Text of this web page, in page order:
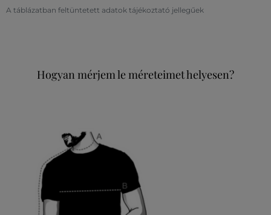
A táblázatban feltüntetett adatok tájékoztató jellegűek
Hogyan mérjem le méreteimet helyesen?